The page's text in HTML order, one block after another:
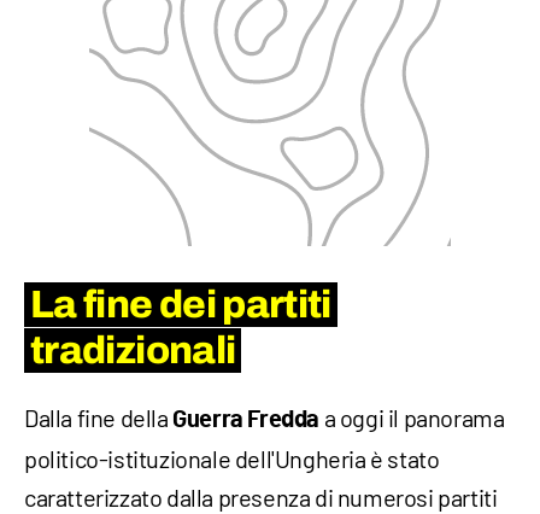
La fine dei partiti
tradizionali
Dalla fine della Guerra Fredda a oggi il panorama
politico-istituzionale dell'Ungheria è stato
caratterizzato dalla presenza di numerosi partiti